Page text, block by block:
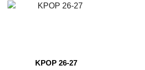
KPOP 26-27